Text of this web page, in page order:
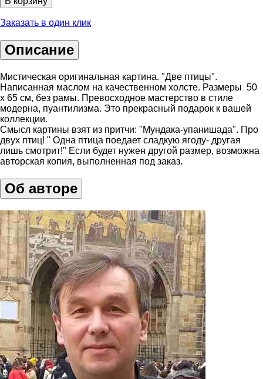
Заказать в один клик
Описание
Мистическая оригинальная картина. "Две птицы".
Написанная маслом на качественном холсте. Размеры 50
х 65 см, без рамы. Превосходное мастерство в стиле
модерна, пуантилизма. Это прекрасный подарок к вашей
коллекции.
Смысл картины взят из притчи: "Мундака-упанишада". Про
двух птиц! " Одна птица поедает сладкую ягоду- другая
лишь смотрит!" Если будет нужен другой размер, возможна
авторская копия, выполненная под заказ.
Об авторе